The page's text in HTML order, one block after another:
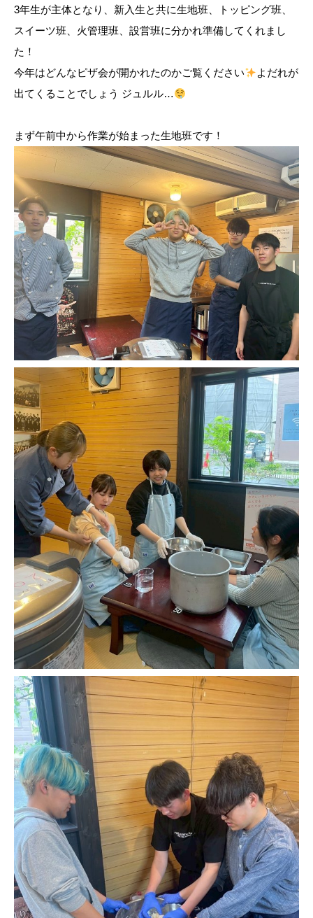
3年生が主体となり、新入生と共に生地班、トッピング班、
スイーツ班、火管理班、設営班に分かれ準備してくれまし
た！
今年はどんなピザ会が開かれたのかご覧ください
よだれが
出てくることでしょう ジュルル…
まず午前中から作業が始まった生地班です！